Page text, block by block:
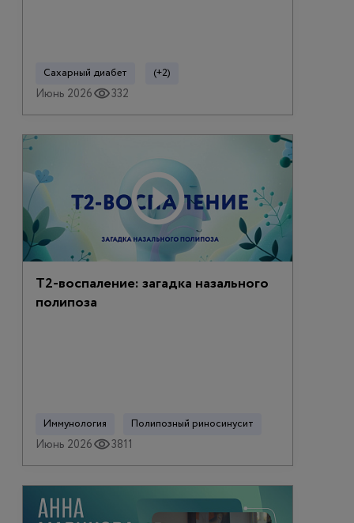
Сахарный диабет (+2)
Июнь 2026 332
Т2-воспаление: загадка назального
полипоза
Иммунология Полипозный риносинусит
Июнь 2026 3811